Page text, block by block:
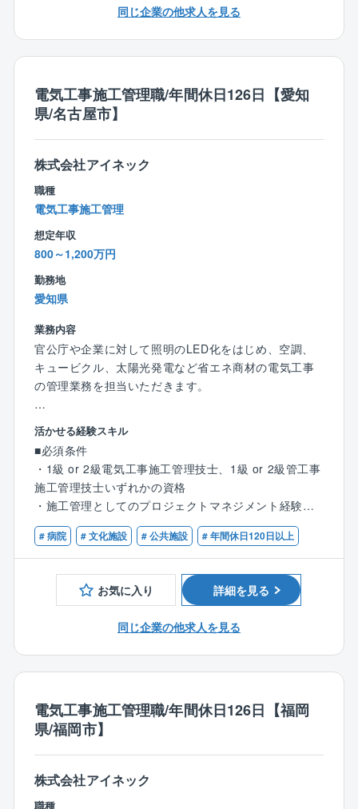
ラル実現に向けた課題抽出、実現に向けたプラン策定
から導入に至るロードマップをご提案。
同社の提案する設計・施工を含む「デザインビルド方
短期間で公共工事が可能となるため、全国の沢山の自
治体様からお声掛けをいただいております。
設立8年の企業ながら各自治体の信頼を勝ち取り、破竹
の勢いで成長を遂げております。
株式上場も控える中で様々な部署・役職・ポストが今
献性の高い事業に関わることができます。
◎大規模プロジェクトにかかわれる可能性あり
従来の型にとらわれない”未来の街づくり提案”を積極的
に行い、大規模プロジェクトを手掛けた実績が豊富な
同社だからこそ初回の訪問から耳を傾けていただきや
すいのも魅力の1つです。
※プロジェクトの一例
・学校、病院、オフィス、街路灯などのLED照明の切
り替え
・EV自動車の充電スタンドやカーシェアリングの拠点
・快適な室内環境を実現しながら、消費エネルギー
（電力等）のコスト削減
・電力等のエネルギーを見える化し分析のもと、最適
な省エネ化の運用
・自家消費型太陽光発電設備の企画、実行 など..
【同社について】
地方公共団体との取引が99％であり、行政からの信頼
を得る、注目の成長企業です。
省エネ機器（LED照明、高効率空調等）導入のコンサ
ルティングや再生可能エネルギー（自家消費型太陽光
発電）などのクリーンエネルギーの導入を、企画・設
計・導入・維持管理までトータルソリューション提案
できることが同社の強みです。
◎アイネックの特徴
自治体ごとの地域性特性を考慮し、カーボンニュート
から導入に至るロードマップをご提案。
同社の提案する設計・施工を含む「デザインビルド方
式」により、イニシャルコストを最小限に、従来より
治体様からお声掛けをいただいております。
の勢いで成長を遂げております。
株式上場も控える中で様々な部署・役職・ポストが今
【配属先について】
代5名・30代6名・40代5名・50代6名）
※他、他部署含めて全95名の社員が在籍。
◎IT化の推進
現在、組織として業務IT化を推進しております。「施
工管理は泥臭い」。
ール導入を促進しております。
同社が担当する工事の施工管理は官公庁発注の大規模
工事が中心で、中には大手メーカーとの協業案件もあ
り、やりがいとスキルアップができる環境です。
【魅力】
◎上場に向け準備中
近年注目度の高まる再生エネルギーや、省エネルギー
に関わるトータルソリューションを手掛けている同
社。
売り上げ予測100億円超でIPO準備フェーズの貴重な時
期を経験できます。
将来的には、株式上場の中での事業成長の中核を担え
ます！
現在は上場準備に差し掛かっており、さらに事業を拡
大していきます。
自治体、政府が掲げているカーボンニュートラルに対
する提案や避難所づくり等の一助を担える大変社会貢
献性の高い事業に関わることができます。
◎大規模プロジェクトにかかわれる可能性あり
従来の型にとらわれない”未来の街づくり提案”を積極的
に行い、大規模プロジェクトを手掛けた実績が豊富な
同社だからこそ初回の訪問から耳を傾けていただきや
すいのも魅力の1つです。
※プロジェクトの一例
取引先の9割以上を官公庁が占めており、愛知県内の病
愛知県を中心に東海エリアが主な勤務地となります。
直行直帰も可能です。
【キャリアパス】
入社後は同社の施工管理フローに関する知識を習得→
徐々に担当する施工管理業務の幅を広げながら独り立
ち→将来は施工管理部門の中核としてご活躍いただく
と共に、業務指導や人材育成にも貢献いただきたいと
考えております。
【業務の魅力】
◎社会貢献性
自治体、政府が掲げているカーボンニュートラルに対
する提案や避難所づくり等の一助を担える大変社会貢
献性の高い事業に関われます。
◎企業の安定性
官公庁案件のため、景況感に左右されない
◎他にはない魅力
売り上げ予測100億円超でIPO準備フェーズの貴重な時
期を経験できます。
将来的には、事業成長の中核を担えます。
【働き方】
◎年間休日日数の多さ
年間休日126日かつ土日祝休みの完全週休2日制のた
め、オン・オフをメリハリ付けて働きたい方にピッタ
【配属先について】
施工管理部の社員は現在22名が在籍しております（20
※他、他部署含めて全95名の社員が在籍。
現在、組織として業務IT化を推進しております。「施
工管理は泥臭い」。
同じ企業の他求人を見る
電気工事施工管理職/年間休日126日【愛知
県/名古屋市】
株式会社アイネック
職種
電気工事施工管理
想定年収
800～1,200万円
勤務地
愛知県
業務内容
官公庁や企業に対して照明のLED化をはじめ、空調、
キュービクル、太陽光発電など省エネ商材の電気工事
の管理業務を担当いただきます。
【担当業務】
・協力業者への発注・打ち合わせ
・工期予定表の作成
・各種建材・資材などの発注
・現場での予算・品質・工期・安全の管理
・検査及び第三者検査への立会い
・完成図書の作成
・届出の作成 など
【業務内容詳細】
取引先の9割以上を官公庁が占めており、愛知県内の病
院、自治体施設、小中学校、市役所、区役所などの大
直行直帰も可能です。
【キャリアパス】
入社後は同社の施工管理フローに関する知識を習得→
徐々に担当する施工管理業務の幅を広げながら独り立
活かせる経験スキル
■必須条件
・1級 or 2級電気工事施工管理技士、1級 or 2級管工事
施工管理技士いずれかの資格
・施工管理としてのプロジェクトマネジメント経験
# 病院 # 文化施設 # 公共施設 # 年間休日120日以上
お気に入り 詳細を見る
同じ企業の他求人を見る
電気工事施工管理職/年間休日126日【福岡
県/福岡市】
株式会社アイネック
職種